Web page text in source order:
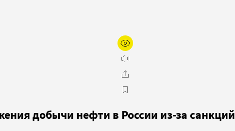
добычи нефти в России из-за санкций